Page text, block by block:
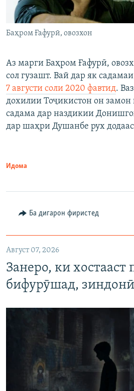
Баҳром Ғафурӣ, овозхон
Аз марги Баҳром Ғафурӣ,
сол гузашт. Вай дар як
7 августи соли 2020 фавтид.
дохилии Тоҷикистон он замон
садама дар наздикии
дар шаҳри Душанбе рух
Идома
Ба дигарон фиристед
Август 07, 2026
Занеро, ки хостааст
бифурӯшад,